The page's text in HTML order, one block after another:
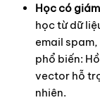
Học có
học từ dữ
email
phổ biến:
vector hỗ
nhiên.